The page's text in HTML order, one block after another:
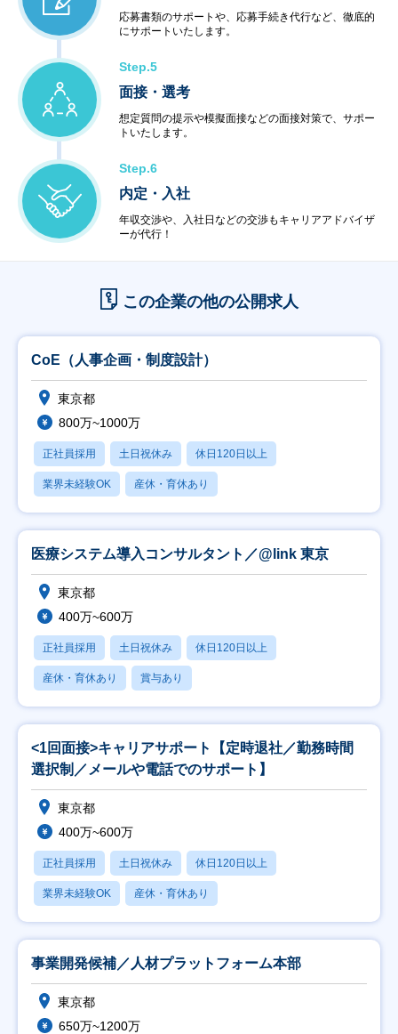
応募書類のサポートや、応募手続き代行など、徹底的
にサポートいたします。
Step.5
面接・選考
想定質問の提示や模擬面接などの面接対策で、サポー
トいたします。
Step.6
内定・入社
年収交渉や、入社日などの交渉もキャリアアドバイザ
ーが代行！
この企業の他の公開求人
CoE（人事企画・制度設計）
東京都
800万~1000万
正社員採用 土日祝休み 休日120日以上
業界未経験OK 産休・育休あり
医療システム導入コンサルタント／@link 東京
東京都
400万~600万
正社員採用 土日祝休み 休日120日以上
産休・育休あり 賞与あり
<1回面接>キャリアサポート【定時退社／勤務時間
選択制／メールや電話でのサポート】
東京都
400万~600万
正社員採用 土日祝休み 休日120日以上
業界未経験OK 産休・育休あり
事業開発候補／人材プラットフォーム本部
東京都
650万~1200万